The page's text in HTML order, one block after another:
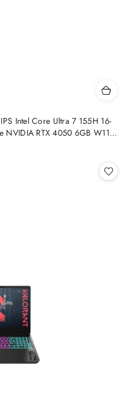
Intel Core Ultra 7 155H 16-
NVIDIA RTX 4050 6GB W11